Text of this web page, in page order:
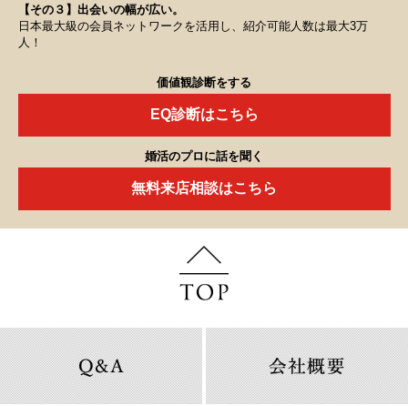
【その３】出会いの幅が広い。
日本最大級の会員ネットワークを活用し、紹介可能人数は最大3万
人！
価値観診断をする
EQ診断はこちら
婚活のプロに話を聞く
無料来店相談はこちら